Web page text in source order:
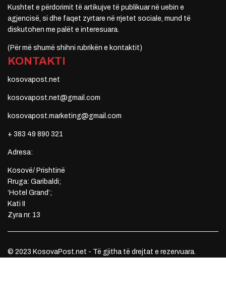
Kushtet e përdorimit të artikujve të publikuar në uebin e
agjencisë, si dhe faqet zyrtare në rrjetet sociale, mund të
diskutohen me palët e interesuara.
(Për më shumë shihni rubrikën e kontaktit)
KONTAKTI
kosovapost.net
kosovapost.net@gmail.com
kosovapost.marketing@gmail.com
+ 383 49 890 321
Adresa:
Kosovë/ Prishtinë
Rruga: Garibaldi;
‘Hotel Grand’;
Kati II
Zyra nr. 13
© 2023 KosovaPost.net - Të gjitha të drejtat e rezervuara.